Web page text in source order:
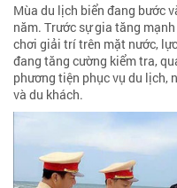
Mùa du lịch biển đang bước
năm. Trước sự gia tăng
chơi giải trí trên mặt nước,
đang tăng cường kiểm tra,
phương tiện phục vụ du lịch,
và du khách.